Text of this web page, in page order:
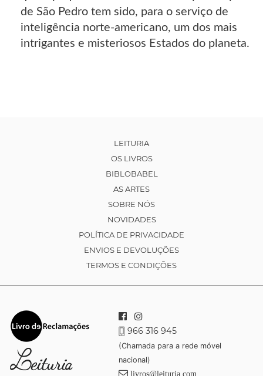
de São Pedro tem sido, para o serviço de
inteligência norte-americano, um dos mais
intrigantes e misteriosos Estados do planeta.
LEITURIA
OS LIVROS
BIBLOBABEL
AS ARTES
SOBRE NÓS
NOVIDADES
POLÍTICA DE PRIVACIDADE
ENVIOS E DEVOLUÇÕES
TERMOS E CONDIÇÕES
966 316 945
(Chamada para a rede móvel
nacional)
livros@leituria.com